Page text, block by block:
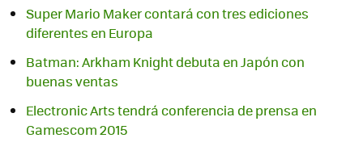
Super Mario Maker contará con tres ediciones
diferentes en Europa
Batman: Arkham Knight debuta en Japón con
buenas ventas
Electronic Arts tendrá conferencia de prensa en
Gamescom 2015